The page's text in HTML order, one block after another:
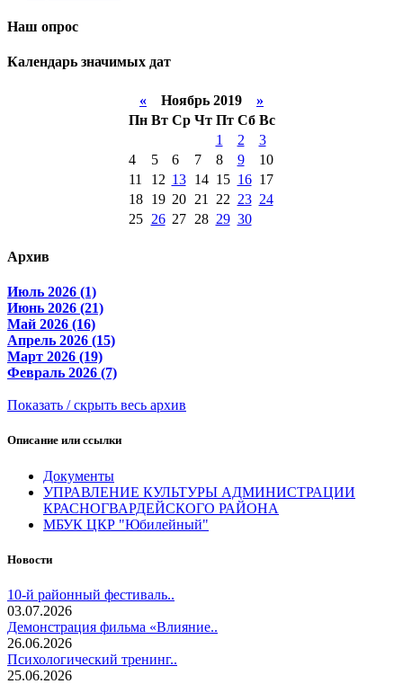
Наш опрос
Календарь значимых дат
« Ноябрь 2019 »
Пн Вт Ср Чт Пт Сб Вс
1
2
3
4
5 6 7 8 9
10
11
12 13 14 15 16 17
18
19 20 21 22 23 24
25
26 27 28 29 30
Архив
Июль 2026 (1)
Июнь 2026 (21)
Май 2026 (16)
Апрель 2026 (15)
Март 2026 (19)
Февраль 2026 (7)
Показать / скрыть весь архив
Описание или ссылки
Документы
УПРАВЛЕНИЕ КУЛЬТУРЫ АДМИНИСТРАЦИИ
КРАСНОГВАРДЕЙСКОГО РАЙОНА
МБУК ЦКР "Юбилейный"
Новости
10-й районный фестиваль..
03.07.2026
Демонстрация фильма «Влияние..
26.06.2026
Психологический тренинг..
25.06.2026